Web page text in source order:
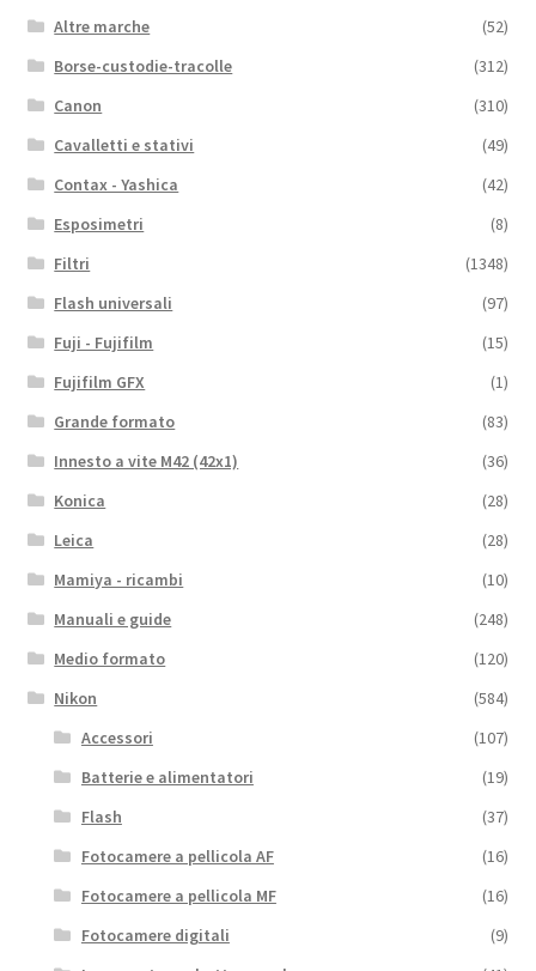
Altre marche
(52)
Borse-custodie-tracolle
(312)
Canon
(310)
Cavalletti e stativi
(49)
Contax - Yashica
(42)
Esposimetri
(8)
Filtri
(1348)
Flash universali
(97)
Fuji - Fujifilm
(15)
Fujifilm GFX
(1)
Grande formato
(83)
Innesto a vite M42 (42x1)
(36)
Konica
(28)
Leica
(28)
Mamiya - ricambi
(10)
Manuali e guide
(248)
Medio formato
(120)
Nikon
(584)
Accessori
(107)
Batterie e alimentatori
(19)
Flash
(37)
Fotocamere a pellicola AF
(16)
Fotocamere a pellicola MF
(16)
Fotocamere digitali
(9)